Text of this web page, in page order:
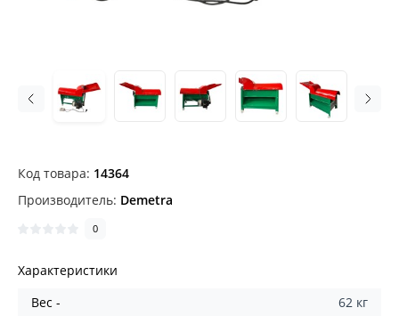
Код товара: 14364
Производитель: Demetra
0
Характеристики
Вес -
62 кг